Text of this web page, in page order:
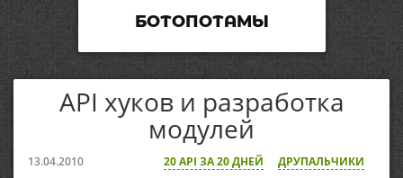
БОТОПОТАМЫ
API хуков и разработка
модулей
13.04.2010 20 API ЗА 20 ДНЕЙ ДРУПАЛЬЧИКИ